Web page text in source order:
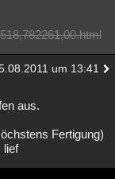
um 13:41
aus.
Fertigung)
lief